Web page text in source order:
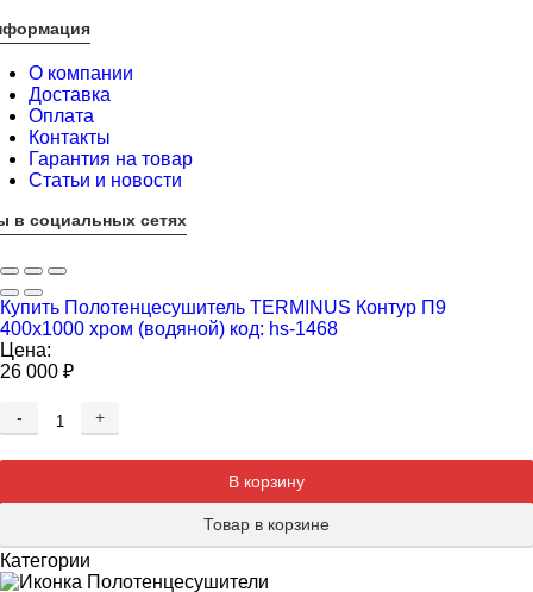
О компании
Доставка
Оплата
Контакты
Гарантия на товар
Статьи и новости
в социальных сетях
Купить Полотенцесушитель TERMINUS Контур П9
400х1000 хром (водяной) код: hs-1468
Цена:
26 000 ₽
-
+
В корзину
Товар в корзине
Категории